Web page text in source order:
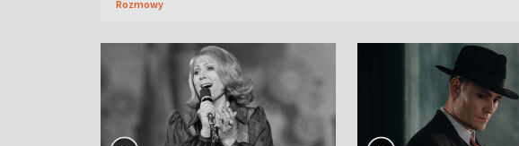
Rozmowy